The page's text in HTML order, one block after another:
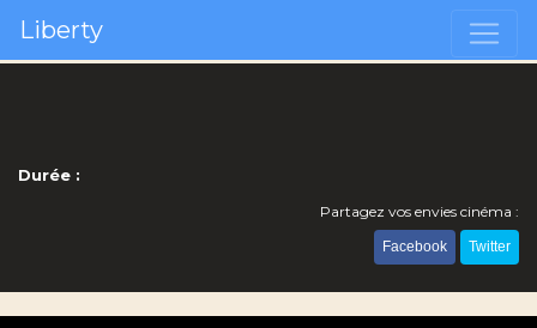
Liberty
Durée :
Partagez vos envies cinéma :
Facebook Twitter